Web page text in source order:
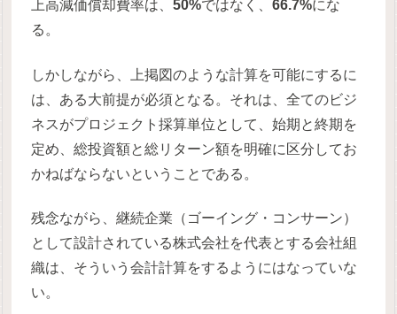
上高減価償却費率は、50%ではなく、66.7%にな
る。
しかしながら、上掲図のような計算を可能にするに
は、ある大前提が必須となる。それは、全てのビジ
ネスがプロジェクト採算単位として、始期と終期を
定め、総投資額と総リターン額を明確に区分してお
かねばならないということである。
残念ながら、継続企業（ゴーイング・コンサーン）
として設計されている株式会社を代表とする会社組
織は、そういう会計計算をするようにはなっていな
い。